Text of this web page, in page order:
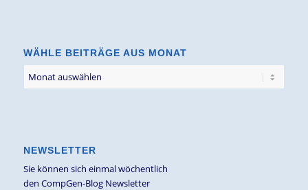
WÄHLE BEITRÄGE AUS MONAT
NEWSLETTER
Sie können sich einmal wöchentlich
den CompGen-Blog Newsletter